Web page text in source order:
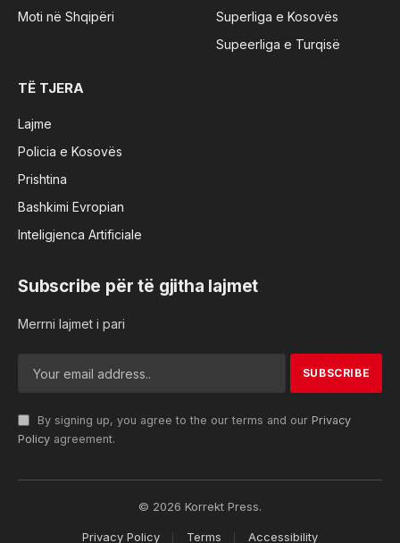
Moti në Shqipëri
Superliga e Kosovës
Supeerliga e Turqisë
TË TJERA
Lajme
Policia e Kosovës
Prishtina
Bashkimi Evropian
Inteligjenca Artificiale
Subscribe për të gjitha lajmet
Merrni lajmet i pari
By signing up, you agree to the our terms and our Privacy
Policy agreement.
© 2026 Korrekt Press.
Privacy Policy Terms Accessibility